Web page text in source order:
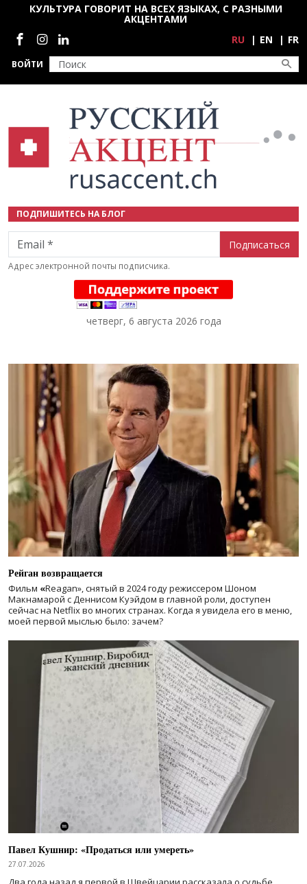
Перейти к основному содержанию
ВОЙТИ
КУЛЬТУРА ГОВОРИТ НА ВСЕХ ЯЗЫКАХ, С РАЗНЫМИ
АКЦЕНТАМИ
Социальные сети
RU EN FR
ПОДПИШИТЕСЬ НА БЛОГ
Email
Адрес электронной почты подписчика.
четверг, 6 августа 2026 года
Рейган возвращается
Фильм «Reagan», снятый в 2024 годурежиссером Шоном
Макнамарой с Деннисом Куэйдом в главной роли, доступен
сейчас на Netflix во многих странах. Когда я увидела его в меню,
моей первой мыслью было: зачем?
Павел Кушнир: «Продаться или умереть»
27.07.2026